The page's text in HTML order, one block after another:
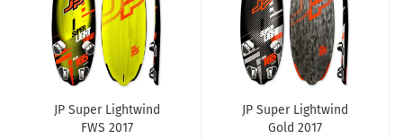
JP Super Lightwind
FWS 2017
JP Super Lightwind
Gold 2017